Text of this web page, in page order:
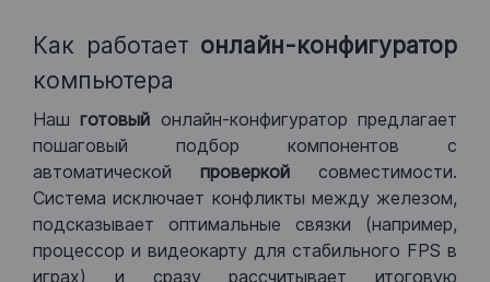
Как работает онлайн-конфигуратор
компьютера
Нашготовый онлайн-конфигуратор предлагает
пошаговый подбор компонентов с
автоматической проверкой совместимости.
Система исключает конфликты между железом,
подсказывает оптимальные связки (например,
процессор и видеокарту для стабильного FPS в
играх) и сразу рассчитывает итоговую